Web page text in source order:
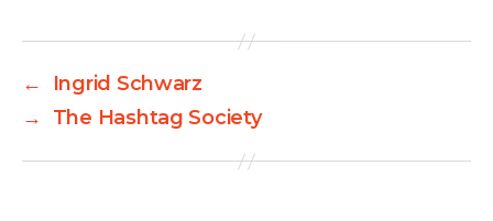
←
Ingrid Schwarz
→
The Hashtag Society